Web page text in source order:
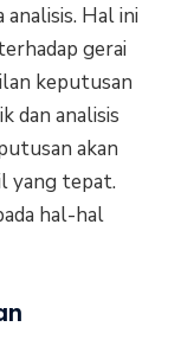
analisis. Hal ini
gerai
keputusan
dan analisis
akan
yang tepat.
hal-hal